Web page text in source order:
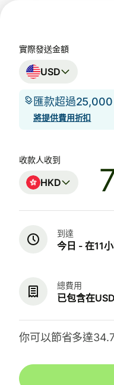
實際發送金額
USD
匯款超過25,000
將提供費用折扣
收款人收到
HKD
到達
今日 - 在11
總費用
已包含在
你可以節省多達